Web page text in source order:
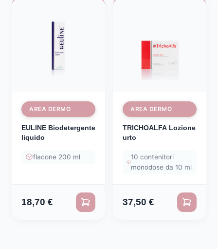
AREA DERMO
EULINE Biodetergente
liquido
flacone 200 ml
18,70 €
AREA DERMO
TRICHOALFA Lozione
urto
10 contenitori
monodose da 10 ml
37,50 €